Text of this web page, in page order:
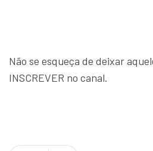
Não se esqueça de deixar
INSCREVER no canal.